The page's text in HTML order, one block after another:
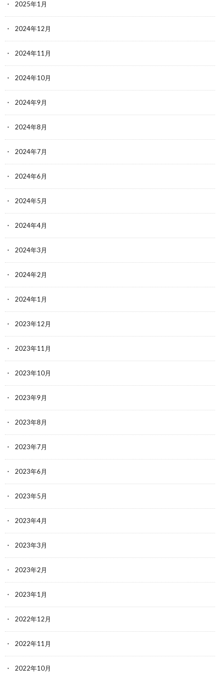
2025年1月
2024年12月
2024年11月
2024年10月
2024年9月
2024年8月
2024年7月
2024年6月
2024年5月
2024年4月
2024年3月
2024年2月
2024年1月
2023年12月
2023年11月
2023年10月
2023年9月
2023年8月
2023年7月
2023年6月
2023年5月
2023年4月
2023年3月
2023年2月
2023年1月
2022年12月
2022年11月
2022年10月